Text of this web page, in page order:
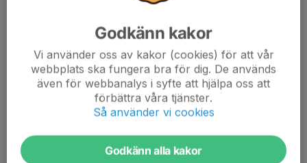
Lena
Helena
Domarvärd
Ulrik
Ulrik
Ulrik
Godkänn kakor
Vi använder oss av kakor (cookies) för att vår
webbplats ska fungera bra för dig. De används
även för webbanalys i syfte att hjälpa oss att
förbättra våra tjänster.
Så använder vi cookies
Godkänn alla kakor